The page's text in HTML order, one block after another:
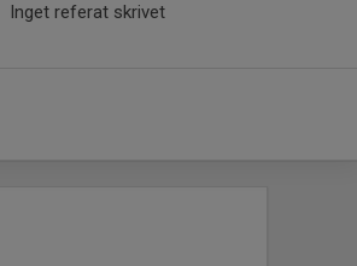
Inget referat skrivet